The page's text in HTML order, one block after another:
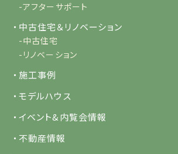
-アフターサポート
・中古住宅＆リノベーション
-中古住宅
-リノベーション
・施工事例
・モデルハウス
・イベント&内覧会情報
・不動産情報